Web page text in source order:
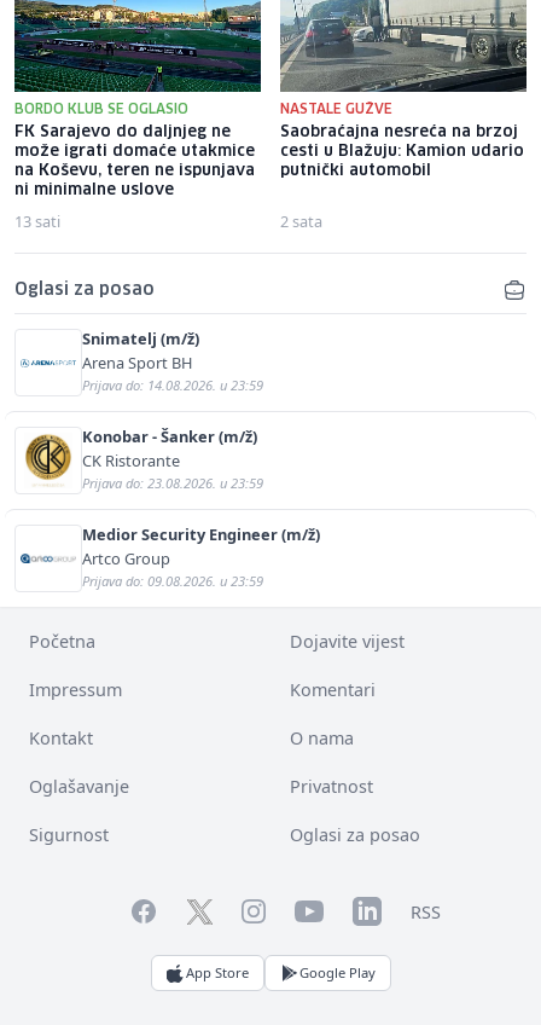
BORDO KLUB SE OGLASIO
FK Sarajevo do daljnjeg ne
može igrati domaće utakmice
na Koševu, teren ne ispunjava
ni minimalne uslove
13 sati
NASTALE GUŽVE
Saobraćajna nesreća na brzoj
cesti u Blažuju: Kamion udario
putnički automobil
2 sata
Oglasi za posao
Snimatelj (m/ž)
Arena Sport BH
Prijava do: 14.08.2026. u 23:59
Konobar - Šanker (m/ž)
CK Ristorante
Prijava do: 23.08.2026. u 23:59
Medior Security Engineer (m/ž)
Artco Group
Prijava do: 09.08.2026. u 23:59
Početna Dojavite vijest
Impressum Komentari
Kontakt O nama
Oglašavanje Privatnost
Sigurnost Oglasi za posao
FacebookTwitterInstagramYouTubeLinkedInRSS
App Store Google Play